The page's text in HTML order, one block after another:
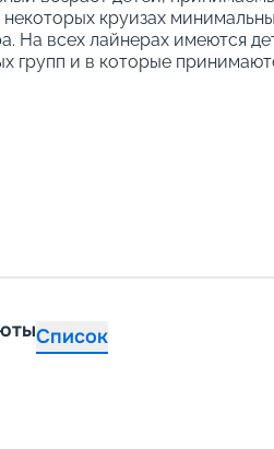
круизах
На всех лайнерах имеются
групп и в которые
Список